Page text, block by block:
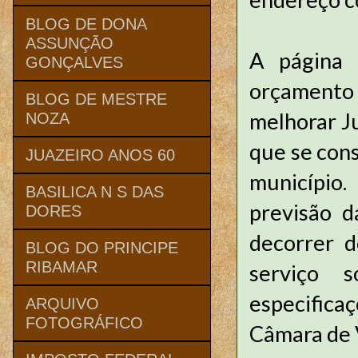
A página
melhorar
que se
previsão
decorrer
serviço
Câmara
BLOG DE DONA
ASSUNÇÃO
GONÇALVES
BLOG DE MESTRE
NOZA
JUAZEIRO ANOS 60
BASILICA N S DAS
DORES
BLOG DO PRINCIPE
RIBAMAR
ARQUIVO
FOTOGRÁFICO